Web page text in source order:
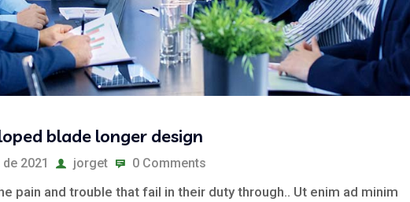
blade longer design
2021 jorget 0 Comments
pain and trouble that fail in their duty through.. Ut enim ad minim